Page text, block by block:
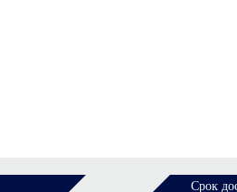
Срок